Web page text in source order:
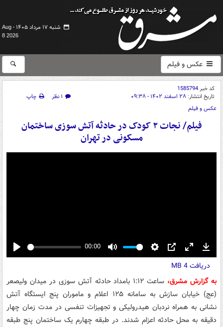
شنبه ۱۷ مرداد ۱۴۰۵ -
Aug
8 2026
عکس و فیلم
کد خبر1585794
تاریخ انتشار: ۲۸ اسفند ۱۴۰۲ - ۰۹:۳۸ ۱ نظر
چاپ
عکس و فیلم
فیلم/ نجات ۲ کودک در حادثه آتش سوزی ساختمان
مسکونی در تهران
Play
00:00
Mute Settings
PIP Enter
fullscreen
دریافت4 MB
به گزارش مشرق،
ساعت ۱:۱۲ بامداد حادثه آتش سوزی در میدان ولیصعر
(عج) خیابان سازش به سامانه ۱۲۵ اعلام و ماموران پنج ایستگاه آتش
نشانی به همراه نردبان هیدرولیکی و تجهیزات تنفسی در مدت زمان چهار
دقیقه به محل حادثه اعزام شدند. در طبقه چهارم یک ساختمان پنج طبقه